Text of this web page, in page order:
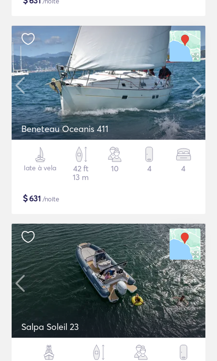
Beneteau Oceanis 411
Iate à vela
42 ft
13 m
10 4 4
$631 /noite
Salpa Soleil 23